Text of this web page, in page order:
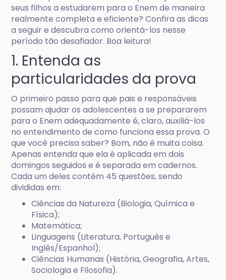
seus filhos a estudarem para o Enem de maneira
realmente completa e eficiente? Confira as dicas
a seguir e descubra como orientá-los nesse
período tão desafiador. Boa leitura!
1. Entenda as
particularidades da prova
O primeiro passo para que pais e responsáveis
possam ajudar os adolescentes a se prepararem
para o Enem adequadamente é, claro, auxiliá-los
no entendimento de como funciona essa prova. O
que você precisa saber? Bom, não é muita coisa.
Apenas entenda que ela é aplicada em dois
domingos seguidos e é separada em cadernos.
Cada um deles contém 45 questões, sendo
divididas em:
Ciências da Natureza (Biologia, Química e
Física);
Matemática;
Linguagens (Literatura, Português e
Inglês/Espanhol);
Ciências Humanas (História, Geografia, Artes,
Sociologia e Filosofia).